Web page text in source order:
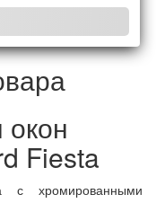
Fiesta
с хромированными